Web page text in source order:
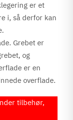
er et
i, så derfor kan
Grebet er
og
er en
overflade.
tilbehør,